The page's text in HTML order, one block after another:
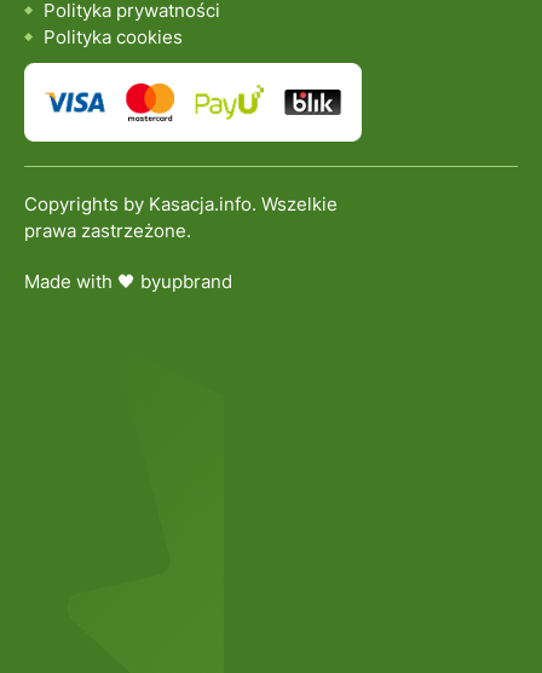
Polityka prywatności
Polityka cookies
Copyrights by Kasacja.info. Wszelkie
prawa zastrzeżone.
Made with 🖤 byupbrand